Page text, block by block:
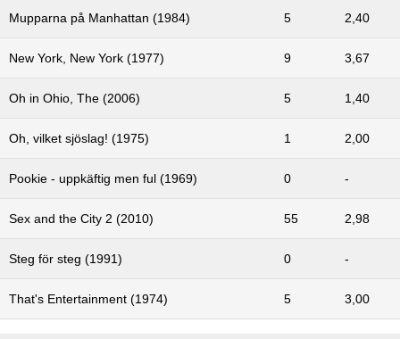
Mupparna på Manhattan (1984) 5 2,40
New York, New York (1977) 9 3,67
Oh in Ohio, The (2006) 5 1,40
Oh, vilket sjöslag! (1975) 1 2,00
Pookie - uppkäftig men ful (1969) 0 -
Sex and the City 2 (2010) 55 2,98
Steg för steg (1991) 0 -
That's Entertainment (1974) 5 3,00